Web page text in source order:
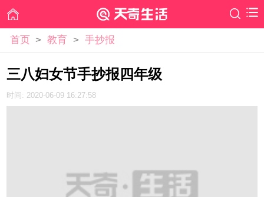
首页 > 教育 > 手抄报
三八妇女节手抄报四年级
时间: 2020-06-09 16:27:58